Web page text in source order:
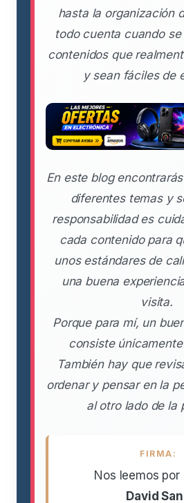
hasta la organización
todo cuenta cuando
contenidos que
y sean fáciles de
En este blog
diferentes temas y
responsabilidad es
cada contenido para
unos estándares de
una buena
visita.
Porque para mí, un
consiste
También hay que
ordenar y pensar en la
al otro lado de la
FIRMA:
Nos leemos por
David